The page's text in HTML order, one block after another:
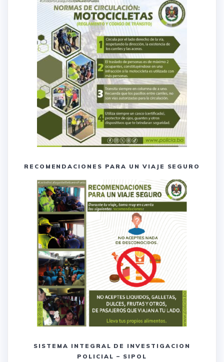
RECOMENDACIONES PARA UN VIAJE SEGURO
SISTEMA INTEGRAL DE INVESTIGACION
POLICIAL – SIPOL